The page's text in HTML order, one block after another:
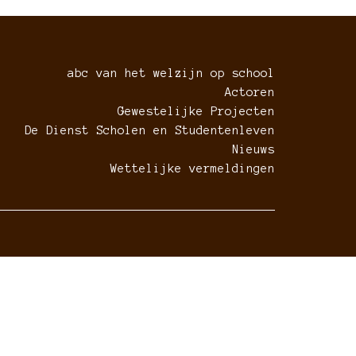
abc van het welzijn op school
Actoren
Gewestelijke Projecten
De Dienst Scholen en Studentenleven
Nieuws
Wettelijke vermeldingen